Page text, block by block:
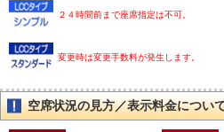
２４時間前まで座席指定は不可。
変更時は変更手数料が発生します。
空席状況の見方／表示料金につい